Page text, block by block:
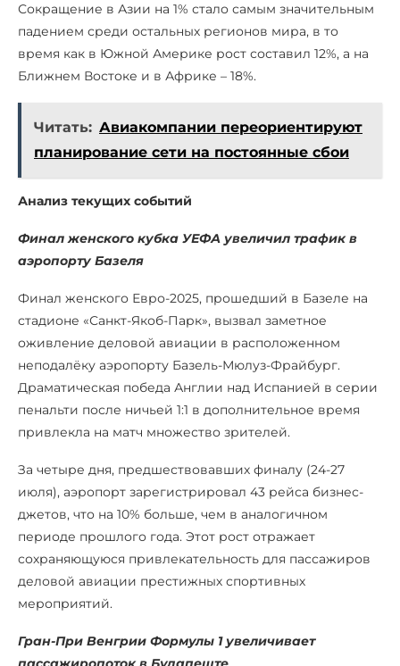
Сокращение в Азии на 1% стало самым значительным
падением среди остальных регионов мира, в то
время как в Южной Америке рост составил 12%, а на
Ближнем Востоке и в Африке – 18%.
Читать: Авиакомпании переориентируют
планирование сети на постоянные сбои
Анализ текущих событий
Финал женского кубка УЕФА увеличил трафик в
аэропорту Базеля
Финал женского Евро-2025, прошедший в Базеле на
стадионе «Санкт-Якоб-Парк», вызвал заметное
оживление деловой авиации в расположенном
неподалёку аэропорту Базель-Мюлуз-Фрайбург.
Драматическая победа Англии над Испанией в серии
пенальти после ничьей 1:1 в дополнительное время
привлекла на матч множество зрителей.
За четыре дня, предшествовавших финалу (24-27
июля), аэропорт зарегистрировал 43 рейса бизнес-
джетов, что на 10% больше, чем в аналогичном
периоде прошлого года. Этот рост отражает
сохраняющуюся привлекательность для пассажиров
деловой авиации престижных спортивных
мероприятий.
Гран-При Венгрии Формулы 1 увеличивает